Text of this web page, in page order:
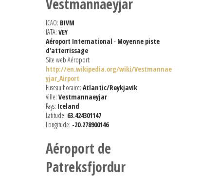
Vestmannaeyjar
ICAO: BIVM
IATA: VEY
Aéroport International - Moyenne piste
d'atterrissage
Site web Aéroport:
http://en.wikipedia.org/wiki/Vestmannae
yjar_Airport
Fuseau horaire: Atlantic/Reykjavik
Ville: Vestmannaeyjar
Pays: Iceland
Latitude: 63.424301147
Longitude: -20.278900146
Aéroport de
Patreksfjordur